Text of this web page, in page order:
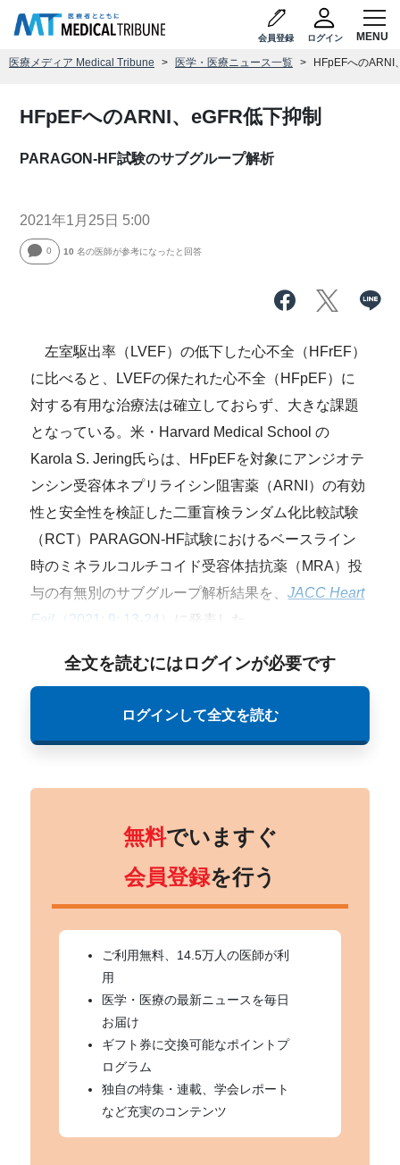
会員登録 ログイン
医療メディア Medical Tribune 医学・医療ニュース一覧 HFpEFへのARNI
HFpEFへのARNI、eGFR低下抑制
PARAGON-HF試験のサブグループ解析
2021年1月25日 5:00
0 10 名の医師が参考になったと回答
左室駆出率（LVEF）の低下した心不全（HFrEF）
に比べると、LVEFの保たれた心不全（HFpEF）に
対する有用な治療法は確立しておらず、大きな課題
となっている。米・Harvard Medical School の
Karola S. Jering氏らは、HFpEFを対象にアンジオテ
ンシン受容体ネプリライシン阻害薬（ARNI）の有効
性と安全性を検証した二重盲検ランダム化比較試験
（RCT）PARAGON-HF試験におけるベースライン
時のミネラルコルチコイド受容体拮抗薬（MRA）投
与の有無別のサブグループ解析結果を、JACC Heart
Fail （2021; 9: 13-24） に発表した。
全文を読むにはログインが必要です
ログインして全文を読む
無料でいますぐ
会員登録を行う
ご利用無料、14.5万人の医師が利
用
医学・医療の最新ニュースを毎日
お届け
ギフト券に交換可能なポイントプ
ログラム
独自の特集・連載、学会レポート
など充実のコンテンツ